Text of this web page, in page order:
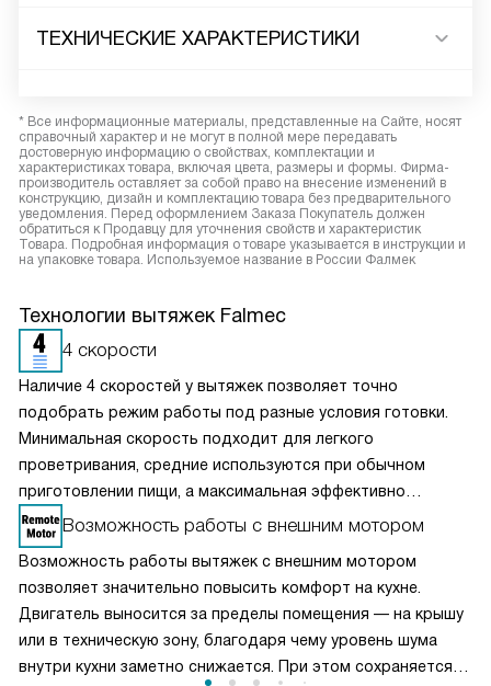
ТЕХНИЧЕСКИЕ ХАРАКТЕРИСТИКИ
* Все информационные материалы, представленные на Сайте, носят
справочный характер и не могут в полной мере передавать
достоверную информацию о свойствах, комплектации и
характеристиках товара, включая цвета, размеры и формы. Фирма-
производитель оставляет за собой право на внесение изменений в
конструкцию, дизайн и комплектацию товара без предварительного
уведомления. Перед оформлением Заказа Покупатель должен
обратиться к Продавцу для уточнения свойств и характеристик
Товара. Подробная информация о товаре указывается в инструкции и
на упаковке товара. Используемое название в России Фалмек
Технологии вытяжек Falmec
4 скорости
Наличие 4 скоростей у вытяжек позволяет точно
подобрать режим работы под разные условия готовки.
Минимальная скорость подходит для легкого
проветривания, средние используются при обычном
приготовлении пищи, а максимальная эффективно
справляется с сильным паром и запахами. Такое
разделение обеспечивает оптимальный баланс между
производительностью и уровнем шума. Пользователь
может гибко управлять мощностью вытяжки, снижая
энергопотребление и продлевая срок службы двигателя,
сохраняя комфортную атмосферу на кухне.
Возможность работы с внешним мотором
Возможность работы вытяжек с внешним мотором
позволяет значительно повысить комфорт на кухне.
Двигатель выносится за пределы помещения — на крышу
или в техническую зону, благодаря чему уровень шума
внутри кухни заметно снижается. При этом сохраняется